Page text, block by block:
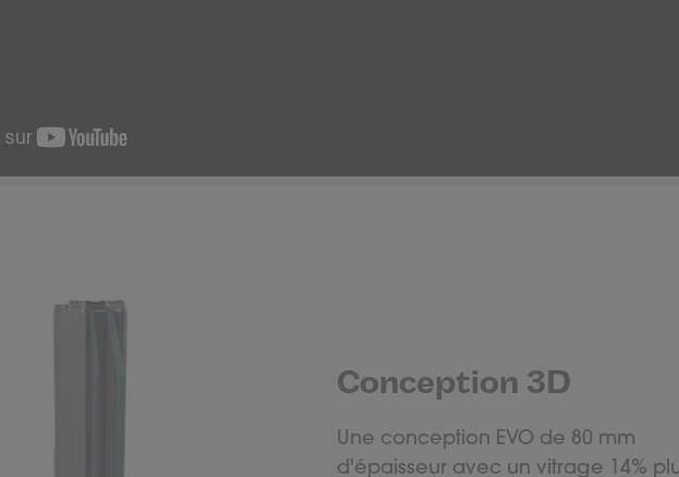
Conception 3D
Une conception EVO de 80 mm
d'épaisseur avec un vitrage 14%